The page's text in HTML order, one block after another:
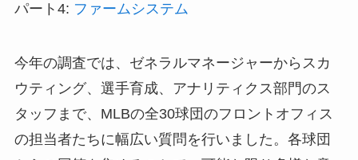
パート4: ファームシステム
今年の調査では、ゼネラルマネージャーからスカ
ウティング、選手育成、アナリティクス部門のス
タッフまで、MLBの全30球団のフロントオフィス
の担当者たちに幅広い質問を行いました。各球団